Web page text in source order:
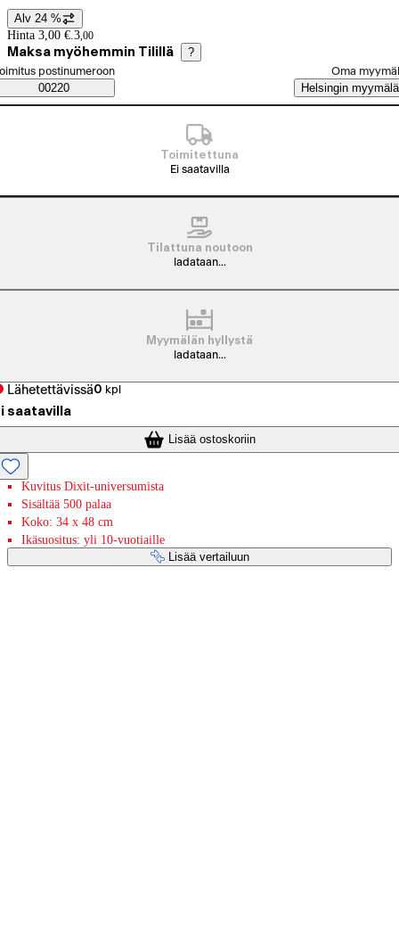
Hintatiedot
Alv 24 %
Hinta 3,00 €. 3,00
Maksa myöhemmin Tilillä ?
Saatavuustiedot
tilaustapa
postinumeroon
00220
Oma
Helsingin myymälä
Toimitettuna
Ei saatavilla
Tilattuna noutoon
ladataan...
Myymälän hyllystä
ladataan...
Lähetettävissä0 kpl
saatavilla
Lisää ostoskoriin
Kuvitus Dixit-universumista
Sisältää 500 palaa
Koko: 34 x 48 cm
Ikäsuositus: yli 10-vuotiaille
Lisää vertailuun